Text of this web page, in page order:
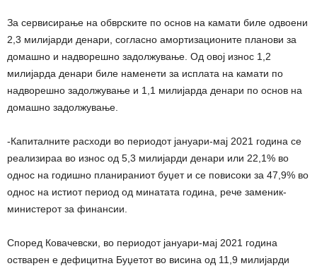
За сервисирање на обврските по основ на камати биле одвоени
2,3 милијарди денари, согласно амортизационите планови за
домашно и надворешно задолжување. Од овој износ 1,2
милијарда денари биле наменети за исплата на камати по
надворешно задолжување и 1,1 милијарда денари по основ на
домашно задолжување.
-Капиталните расходи во периодот јануари-мај 2021 година се
реализираа во износ од 5,3 милијарди денари или 22,1% во
однос на годишно планираниот буџет и се повисоки за 47,9% во
однос на истиот период од минатата година, рече заменик-
министерот за финансии.
Според Ковачевски, во периодот јануари-мај 2021 година
остварен е дефицитна Буџетот во висина од 11,9 милијарди